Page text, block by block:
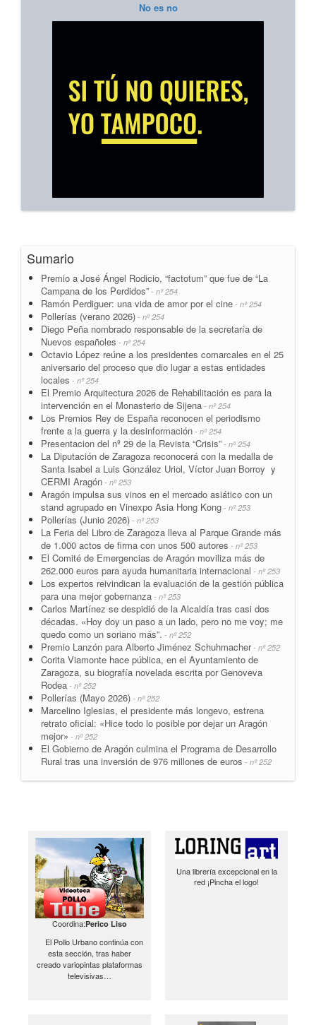
No es no
Sumario
Premio a José Ángel Rodicio, “factotum” que fue de “La
Campana de los Perdidos” - nº 254
Ramón Perdiguer: una vida de amor por el cine - nº 254
Pollerías (verano 2026) - nº 254
Diego Peña nombrado responsable de la secretaría de
Nuevos españoles - nº 254
Octavio López reúne a los presidentes comarcales en el 25
aniversario del proceso que dio lugar a estas entidades
locales - nº 254
El Premio Arquitectura 2026 de Rehabilitación es para la
intervención en el Monasterio de Sijena - nº 254
Los Premios Rey de España reconocen el periodismo
frente a la guerra y la desinformación - nº 254
Presentacion del nº 29 de la Revista “Crisis” - nº 254
La Diputación de Zaragoza reconocerá con la medalla de
Santa Isabel a Luis González Uriol, Víctor Juan Borroy y
CERMI Aragón - nº 253
Aragón impulsa sus vinos en el mercado asiático con un
stand agrupado en Vinexpo Asia Hong Kong - nº 253
Pollerías (Junio 2026) - nº 253
La Feria del Libro de Zaragoza lleva al Parque Grande más
de 1.000 actos de firma con unos 500 autores - nº 253
El Comité de Emergencias de Aragón moviliza más de
262.000 euros para ayuda humanitaria internacional - nº 253
Los expertos reivindican la evaluación de la gestión pública
para una mejor gobernanza - nº 253
Carlos Martínez se despidió de la Alcaldía tras casi dos
décadas. «Hoy doy un paso a un lado, pero no me voy; me
quedo como un soriano más”. - nº 252
Premio Lanzón para Alberto Jiménez Schuhmacher- nº 252
Corita Viamonte hace pública, en el Ayuntamiento de
Zaragoza, su biografía novelada escrita por Genoveva
Rodea - nº 252
Pollerías (Mayo 2026) - nº 252
Marcelino Iglesias, el presidente más longevo, estrena
retrato oficial: «Hice todo lo posible por dejar un Aragón
mejor» - nº 252
El Gobierno de Aragón culmina el Programa de Desarrollo
Rural tras una inversión de 976 millones de euros - nº 252
Coordina:Perico Liso
El Pollo Urbano continúa con
esta sección, tras haber
creado variopintas plataformas
televisivas…
Una librería excepcional en la
red ¡Pincha el logo!